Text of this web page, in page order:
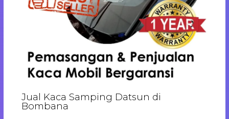
Jual Kaca Samping Datsun di
Bombana